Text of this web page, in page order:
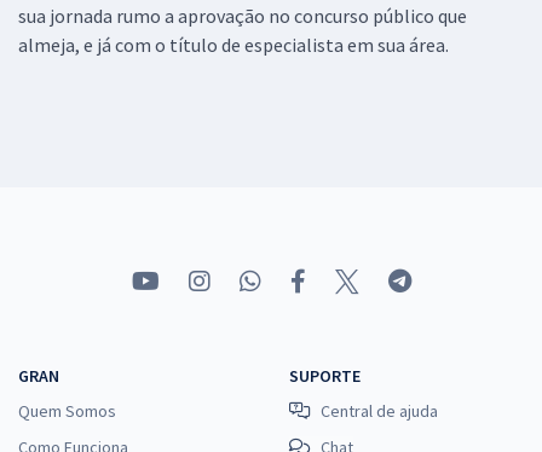
sua jornada rumo a aprovação no concurso público que
almeja, e já com o título de especialista em sua área.
GRAN
Quem Somos
Como Funciona
SUPORTE
Central de ajuda
Chat